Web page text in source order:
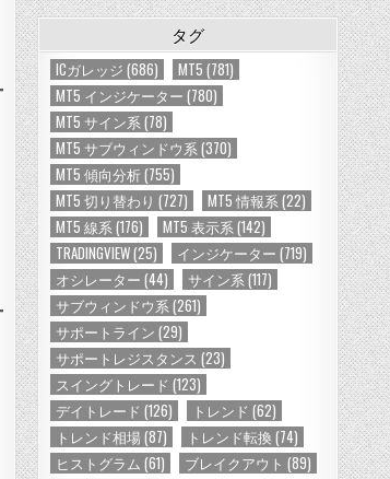
タグ
ICガレッジ (686) MT5 (781)
MT5 インジケーター (780)
MT5 サイン系(78)
MT5 サブウィンドウ系(370)
MT5 傾向分析(755)
MT5 切り替わり (727) MT5 情報系(22)
MT5 線系(176) MT5 表示系(142)
TRADINGVIEW(25) インジケーター (719)
オシレーター (44) サイン系(117)
サブウィンドウ系(261)
サポートライン (29)
サポートレジスタンス (23)
スイングトレード (123)
デイトレード (126) トレンド (62)
トレンド相場 (87) トレンド転換 (74)
ヒストグラム (61) ブレイクアウト (89)